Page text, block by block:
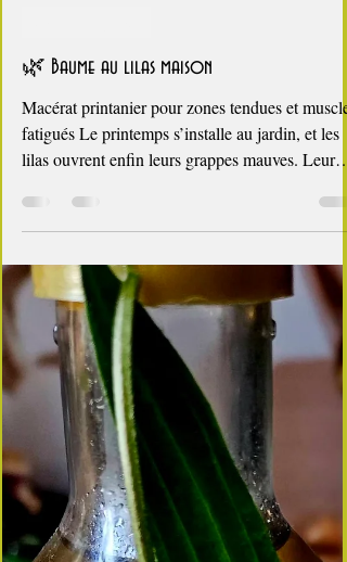
4 min de lecture
cuisine des fleurs
🌿 Baume au lilas maison
Macérat printanier pour zones tendues et muscles
fatigués Le printemps s’installe au jardin, et les
lilas ouvrent enfin leurs grappes mauves. Leur
parfum envahit la cuisine dès que j’en rapporte
quelques brassées — un geste simple qui
la maison et allège les arbustes en même temps.
Comme pour le macérat de pâquerettes , je